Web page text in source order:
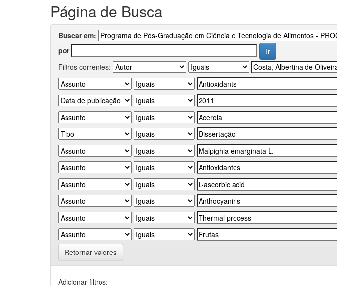
Página de Busca
Buscar em:
por
Filtros correntes:
Retornar valores
Adicionar filtros: